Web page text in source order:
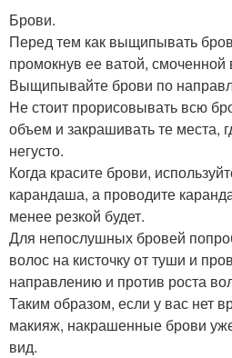
Брови.
Перед тем как выщипывать
промокнув ее ватой, смоченной
Выщипывайте брови по
Не стоит прорисовывать всю
объем и закрашивать те места,
негусто.
Когда красите брови,
карандаша, а проводите
менее резкой будет.
Для непослушных бровей
волос на кисточку от туши и
направлению и против роста
Таким образом, если у вас нет
макияж, накрашенные брови
вид.